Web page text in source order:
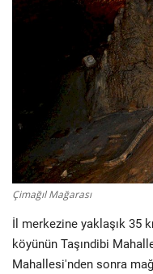
Kültür Sanat
Röportaj
Biyografi
Ulaşım
Çimağıl Mağarası
İl merkezine yaklaşık 35
köyünün Taşındibi
Mahallesi'nden sonra